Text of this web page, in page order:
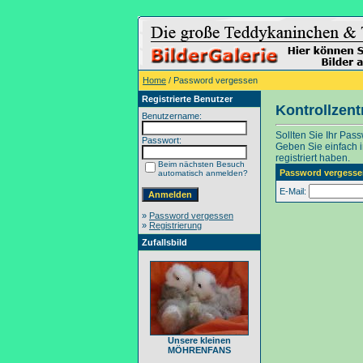
Home / Password vergessen
Registrierte Benutzer
Benutzername:
Passwort:
Beim nächsten Besuch
automatisch anmelden?
» Password vergessen
» Registrierung
Zufallsbild
Unsere kleinen
MÖHRENFANS
Sollten Sie Ihr
Geben Sie einfach
registriert haben.
Password
E-Mail: